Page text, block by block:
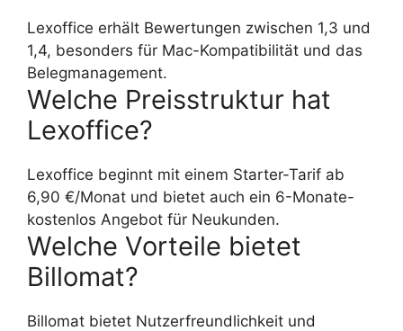
Lexoffice erhält Bewertungen zwischen 1,3 und
1,4, besonders für Mac-Kompatibilität und das
Belegmanagement.
Welche Preisstruktur hat
Lexoffice?
Lexoffice beginnt mit einem Starter-Tarif ab
6,90 €/Monat und bietet auch ein 6-Monate-
kostenlos Angebot für Neukunden.
Welche Vorteile bietet
Billomat?
Billomat bietet Nutzerfreundlichkeit und